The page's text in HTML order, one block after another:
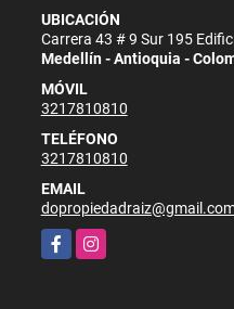
UBICACIÓN
Carrera 43 # 9 Sur 195
Medellín - Antioquia -
MÓVIL
3217810810
TELÉFONO
3217810810
EMAIL
FacebookInstagram